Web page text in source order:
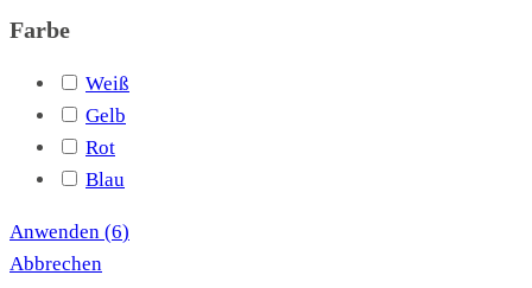
Farbe
Weiß
Gelb
Rot
Blau
Anwenden (6)
Abbrechen